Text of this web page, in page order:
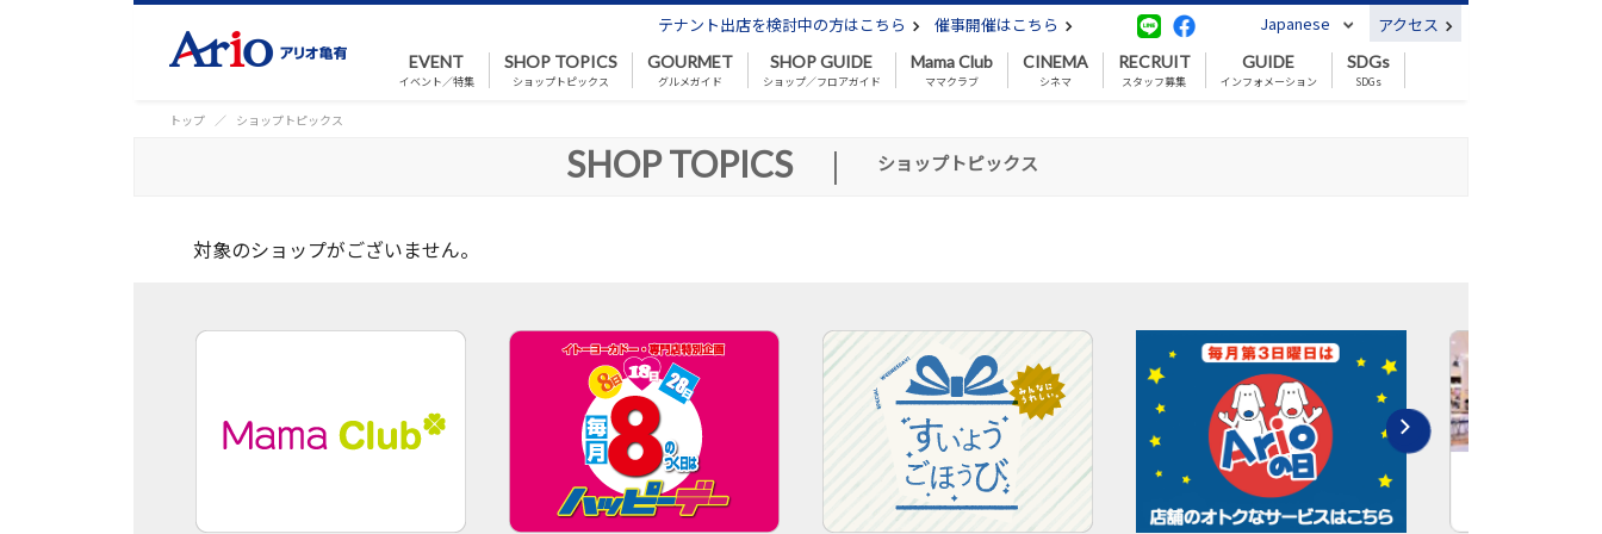
テナント出店を検討中の方はこちら 催事開催はこちら Japanese アクセス
EVENT
イベント／特集
SHOP TOPICS
ショップトピックス
GOURMET
グルメガイド
SHOP GUIDE
ショップ／フロアガイド
Mama Club
ママクラブ
CINEMA
シネマ
RECRUIT
スタッフ募集
GUIDE
インフォメーション
SDGs
SDGs
トップ ショップトピックス
SHOP TOPICS | ショップトピックス
対象のショップがございません。